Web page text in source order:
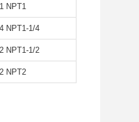
NPT1
NPT1-1/4
NPT1-1/2
NPT2